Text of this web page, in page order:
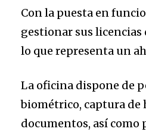
Con la puesta en
gestionar sus licencias
lo que representa un
La oficina dispone de
biométrico, captura de
documentos, así como